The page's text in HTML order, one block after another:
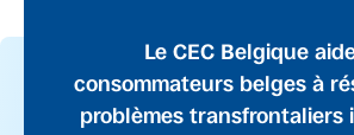
Le CEC Belgique
consommateurs belges à
problèmes transfrontaliers